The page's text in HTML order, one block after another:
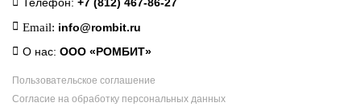
Email: info@rombit.ru
О нас: ООО «РОМБИТ»
Пользовательское соглашение
Согласие на обработку персональных данных